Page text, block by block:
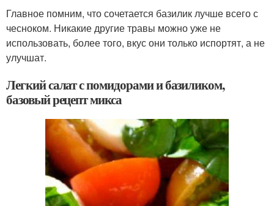
Главное помним, что сочетается базилик лучше всего с
чесноком. Никакие другие травы можно уже не
использовать, более того, вкус они только испортят, а не
улучшат.
Легкий салат с помидорами и базиликом,
базовый рецепт микса